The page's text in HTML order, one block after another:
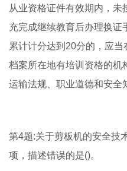
从业资格证件有效期内，
充完成继续教育后办理换证
累计计分达到20分的，应
档案所在地有培训资格的机
运输法规、职业道德和安全
第4题:关于剪板机的安全技
项，描述错误的是()。